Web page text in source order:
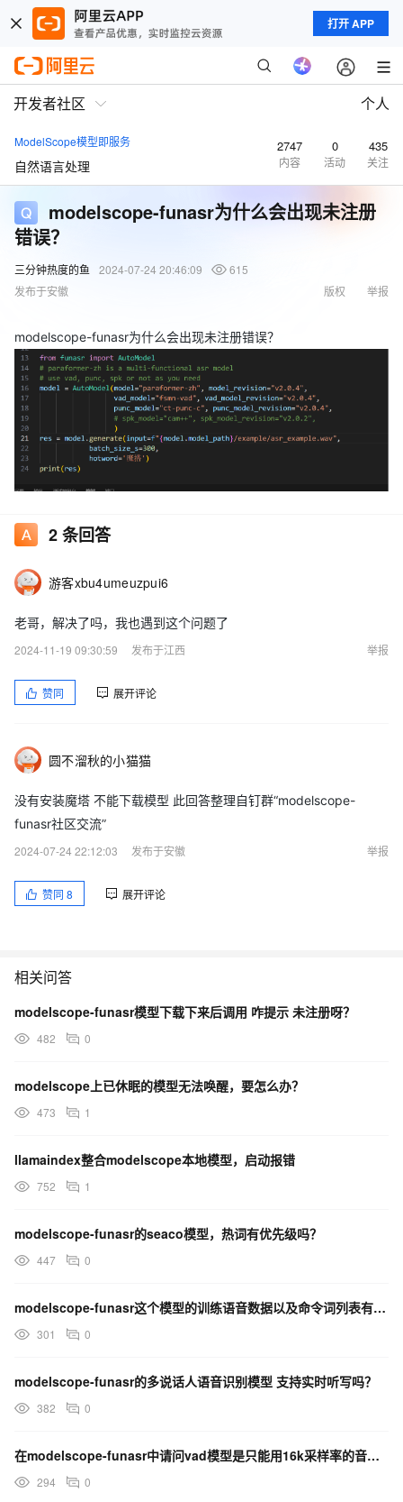
打开 APP
开发者社区 个人
ModelScope模型即服务
自然语言处理
2747
内容
0
活动
435
关注
modelscope-funasr为什么会出现未注册
错误？
三分钟热度的鱼 2024-07-24 20:46:09
615
发布于安徽
举报
版权
modelscope-funasr为什么会出现未注册错误？
2条回答
游客xbu4umeuzpui6
老哥，解决了吗，我也遇到这个问题了
2024-11-19 09:30:59
发布于江西 举报
赞同 展开评论
圆不溜秋的小猫猫
没有安装魔塔 不能下载模型 此回答整理自钉群“modelscope-
funasr社区交流”
2024-07-24 22:12:03
发布于安徽 举报
赞同 8 展开评论
相关问答
modelscope-funasr模型下载下来后调用 咋提示 未注册呀？
482 0
modelscope上已休眠的模型无法唤醒，要怎么办？
473 1
llamaindex整合modelscope本地模型，启动报错
752 1
modelscope-funasr的seaco模型，热词有优先级吗？
447 0
modelscope-funasr这个模型的训练语音数据以及命令词列表有开源吗？
301 0
modelscope-funasr的多说话人语音识别模型 支持实时听写吗？
382 0
在modelscope-funasr中请问vad模型是只能用16k采样率的音频吗？
294 0